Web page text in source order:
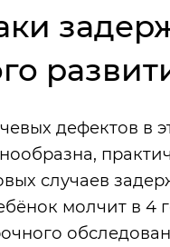
дефектов в
случаев
молчит в 4